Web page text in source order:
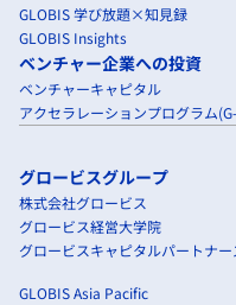
GLOBIS 学び放題×知見録
GLOBIS Insights
ベンチャー企業への投資
ベンチャーキャピタル
アクセラレーションプログラム
グロービスグループ
株式会社グロービス
グロービス経営大学院
グロービスキャピタルパートナ
GLOBIS Asia Pacific